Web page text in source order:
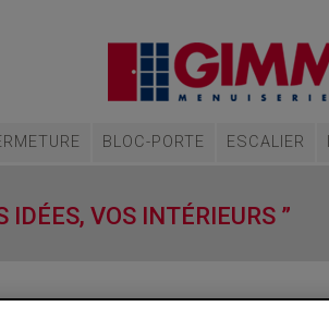
BLOC-PORTE ESCALIER
IDÉES, VOS INTÉRIEURS ”